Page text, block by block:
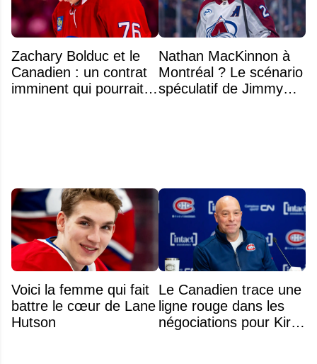
Zachary Bolduc et le
Canadien : un contrat
imminent qui pourrait
Nathan MacKinnon à
Montréal ? Le scénario
spéculatif de Jimmy
Voici la femme qui fait
battre le cœur de Lane
Hutson
Le Canadien trace une
ligne rouge dans les
négociations pour Kirill